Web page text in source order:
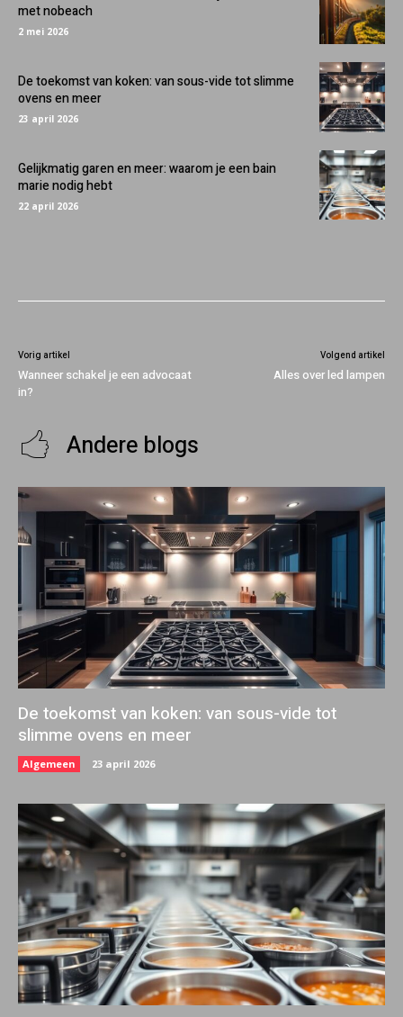
met nobeach
2 mei 2026
De toekomst van koken: van sous-vide tot slimme
ovens en meer
23 april 2026
Gelijkmatig garen en meer: waarom je een bain
marie nodig hebt
22 april 2026
Vorig artikel
Wanneer schakel je een advocaat
in?
Volgend artikel
Alles over led lampen
Andere blogs
De toekomst van koken: van sous-vide tot
slimme ovens en meer
Algemeen 23 april 2026